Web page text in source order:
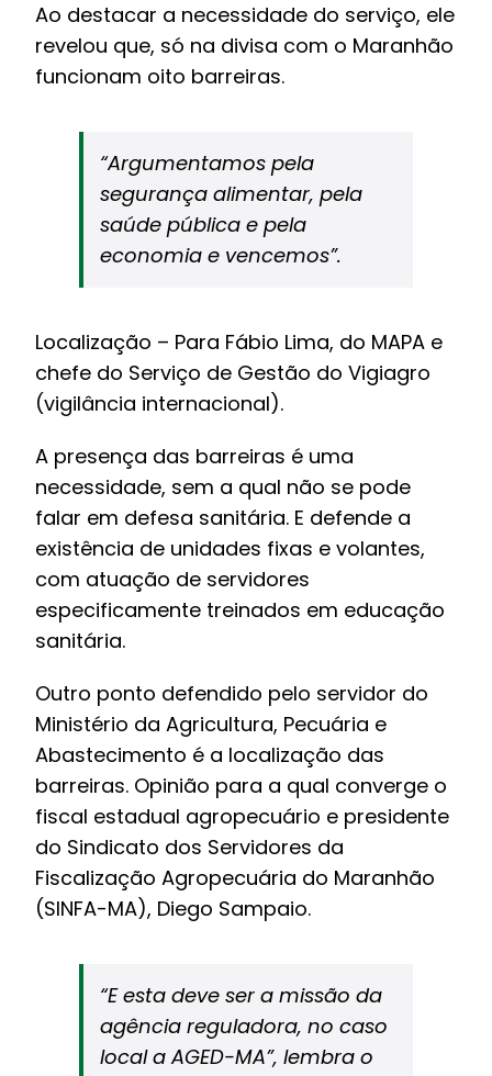
Ao destacar a necessidade do serviço, ele
revelou que, só na divisa com o Maranhão
funcionam oito barreiras.
“Argumentamos pela
segurança alimentar, pela
saúde pública e pela
economia e vencemos”.
Localização – Para Fábio Lima, do MAPA e
chefe do Serviço de Gestão do Vigiagro
(vigilância internacional).
A presença das barreiras é uma
necessidade, sem a qual não se pode
falar em defesa sanitária. E defende a
existência de unidades fixas e volantes,
com atuação de servidores
especificamente treinados em educação
sanitária.
Outro ponto defendido pelo servidor do
Ministério da Agricultura, Pecuária e
Abastecimento é a localização das
barreiras. Opinião para a qual converge o
fiscal estadual agropecuário e presidente
do Sindicato dos Servidores da
Fiscalização Agropecuária do Maranhão
(SINFA-MA), Diego Sampaio.
“E esta deve ser a missão da
agência reguladora, no caso
local a AGED-MA”, lembra o